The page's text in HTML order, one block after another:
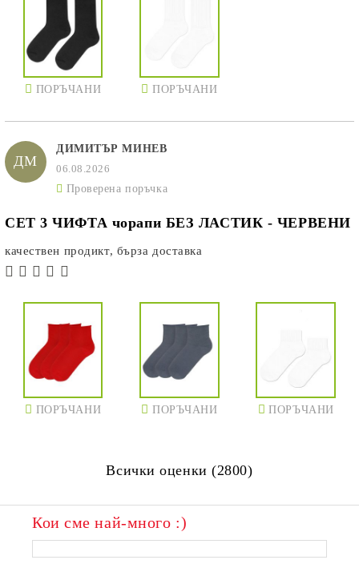
ПОРЪЧАНИ ПОРЪЧАНИ
ДМ
ДИМИТЪР МИНЕВ
06.08.2026
Проверена поръчка
СЕТ 3 ЧИФТА чорапи БЕЗ ЛАСТИК - ЧЕРВЕНИ
качествен продикт, бърза доставка
ПОРЪЧАНИ ПОРЪЧАНИ ПОРЪЧАНИ
Всички оценки (2800)
Кои сме най-много :)